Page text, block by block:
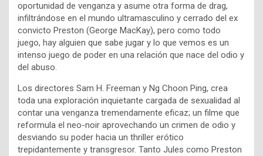
oportunidad de venganza y asume otra forma de drag,
infiltrándose en el mundo ultramasculino y cerrado del ex
convicto Preston (George MacKay), pero como todo
juego, hay alguien que sabe jugar y lo que vemos es un
intenso juego de poder en una relación que nace del odio y
del abuso.
Los directores Sam H. Freeman y Ng Choon Ping, crea
toda una exploración inquietante cargada de sexualidad al
contar una venganza tremendamente eficaz; un filme que
reformula el neo-noir aprovechando un crimen de odio y
desviando su poder hacia un thriller erótico
trepidantemente y transgresor. Tanto Jules como Preston